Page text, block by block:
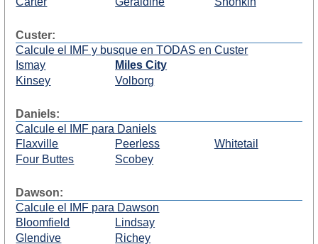
Custer:
Calcule el IMF y busque en TODAS en Custer
Ismay
Kinsey
Miles City
Volborg
Daniels:
Calcule el IMF para Daniels
Flaxville
Four Buttes
Peerless
Scobey
Whitetail
Dawson:
Calcule el IMF para Dawson
Bloomfield
Glendive
Lindsay
Richey